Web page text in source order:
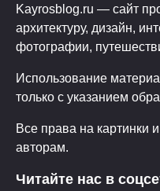
Kayrosblog.ru — сайт
архитектуру, дизайн,
фотографии,
Использование
только с указанием
Все права на картинки
авторам.
Читайте нас в